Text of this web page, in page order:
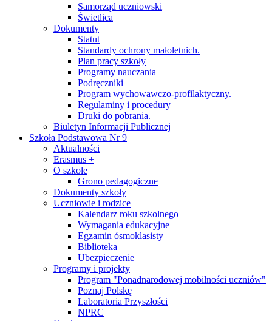
Samorząd uczniowski
Świetlica
Dokumenty
Statut
Standardy ochrony małoletnich.
Plan pracy szkoły
Programy nauczania
Podręczniki
Program wychowawczo-profilaktyczny.
Regulaminy i procedury
Druki do pobrania.
Biuletyn Informacji Publicznej
Szkoła Podstawowa Nr 9
Aktualności
Erasmus +
O szkole
Grono pedagogiczne
Dokumenty szkoły
Uczniowie i rodzice
Kalendarz roku szkolnego
Wymagania edukacyjne
Egzamin ósmoklasisty
Biblioteka
Ubezpieczenie
Programy i projekty
Program "Ponadnarodowej mobilności uczniów"
Poznaj Polskę
Laboratoria Przyszłości
NPRC